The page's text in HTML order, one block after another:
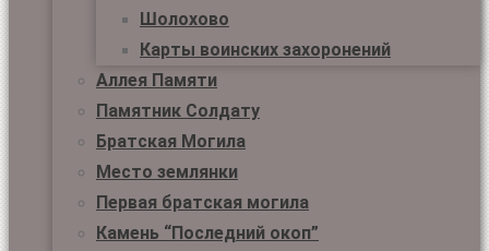
Шолохово
Карты воинских захоронений
Аллея Памяти
Памятник Солдату
Братская Могила
Место землянки
Первая братская могила
Камень “Последний окоп”